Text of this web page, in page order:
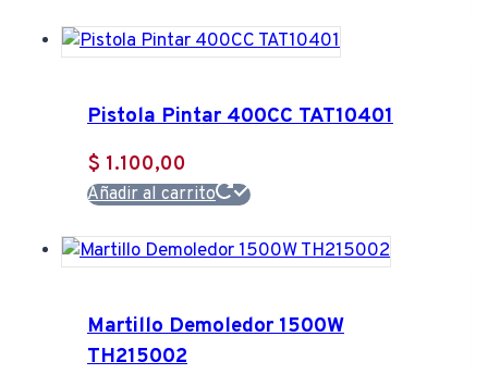
Pistola Pintar 400CC TAT10401
$ 1.100,00
Añadir al carrito
Martillo Demoledor 1500W
TH215002